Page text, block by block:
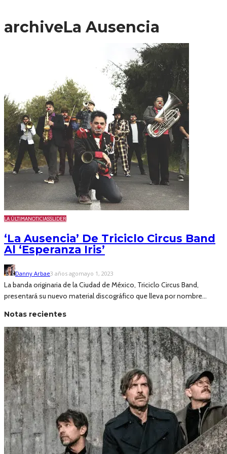
archiveLa Ausencia
LA ÚLTIMANOTICIASSLIDER
‘La Ausencia’ De Triciclo Circus Band
Al ‘Esperanza Iris’
Danny Arbae3 años agomayo 1, 2023
La banda originaria de la Ciudad de México, Triciclo Circus Band,
presentará su nuevo material discográfico que lleva por nombre...
Notas recientes